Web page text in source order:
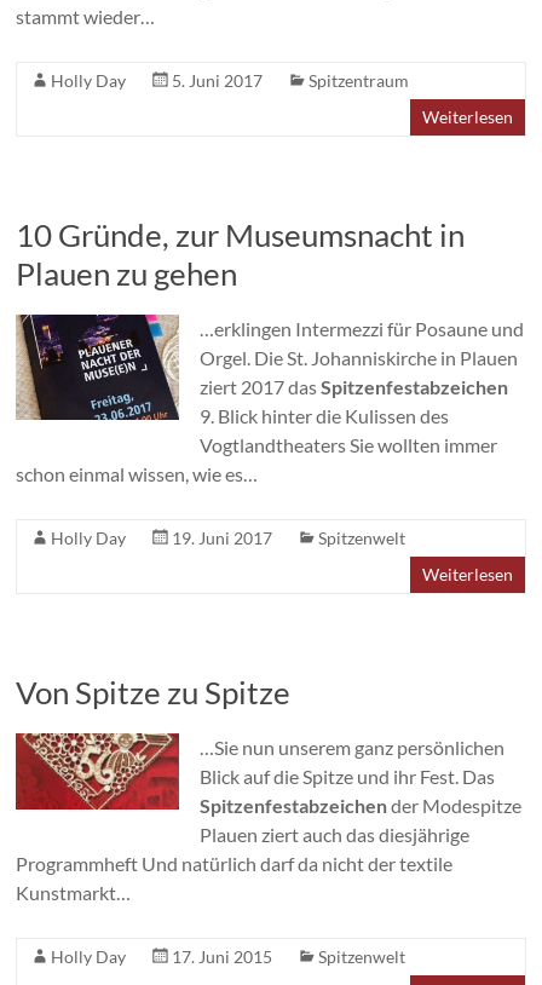
stammt wieder…
Holly Day 5. Juni 2017
Spitzentraum
Weiterlesen
10 Gründe, zur Museumsnacht in
Plauen zu gehen
…erklingen Intermezzi für Posaune und
Orgel. Die St. Johanniskirche in Plauen
ziert 2017 dasSpitzenfestabzeichen
9. Blick hinter die Kulissen des
Vogtlandtheaters Sie wollten immer
schon einmal wissen, wie es…
Holly Day 19. Juni 2017
Spitzenwelt
Weiterlesen
Von Spitze zu Spitze
…Sie nun unserem ganz persönlichen
Blick auf die Spitze und ihr Fest. Das
Spitzenfestabzeichender Modespitze
Plauen ziert auch das diesjährige
Programmheft Und natürlich darf da nicht der textile
Kunstmarkt…
Holly Day 17. Juni 2015
Spitzenwelt